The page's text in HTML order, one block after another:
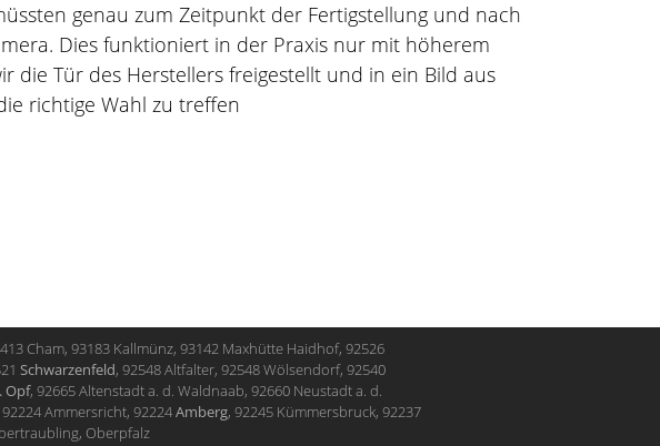
genau zum Zeitpunkt der Fertigstellung und nach
Dies funktioniert in der Praxis nur mit höherem
die Tür des Herstellers freigestellt und in ein Bild aus
richtige Wahl zu treffen
Cham, 93183 Kallmünz, 93142 Maxhütte Haidhof, 92526
Schwarzenfeld, 92548 Altfalter, 92548 Wölsendorf, 92540
Opf, 92665 Altenstadt a. d. Waldnaab, 92660 Neustadt a. d.
92224 Ammersricht, 92224Amberg, 92245 Kümmersbruck, 92237
Oberpfalz